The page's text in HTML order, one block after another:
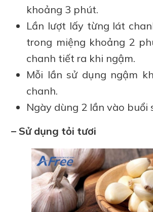
khoảng 3 phút.
Lần lượt lấy từng lát
trong miệng khoảng 2
chanh tiết ra khi ngậm.
Mỗi lần sử dụng ngậm
chanh.
Ngày dùng 2 lần vào buổi
– Sử dụng tỏi tươi